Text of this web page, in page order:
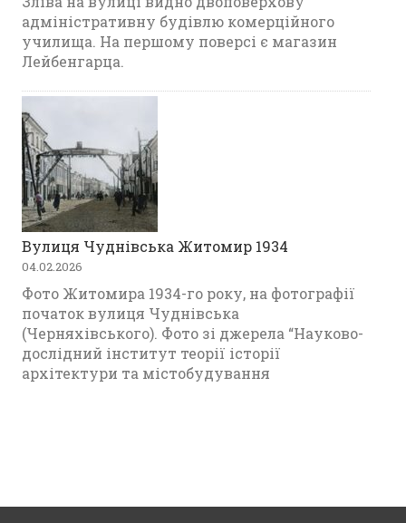
адміністративну будівлю комерційного
училища. На першому поверсі є магазин
Лейбенгарца.
Вулиця Чуднівська Житомир 1934
04.02.2026
Фото Житомира 1934-го року, на фотографії
початок вулиця Чуднівська
(Черняхівського). Фото зі джерела “Науково-
дослідний інститут теорії історії
архітектури та містобудування